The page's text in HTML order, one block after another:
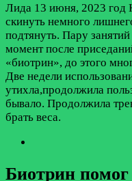
Лида 13 июня, 2023 год
скинуть немного
подтянуть. Пару
момент после
«биотрин», до этого
Две недели
утихла,продолжила
бывало. Продолжила
брать веса.
Биотрин помог